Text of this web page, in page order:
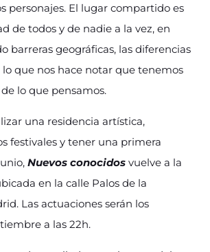
personajes. El lugar compartido es
de todos y de nadie a la vez, en
barreras geográficas, las diferencias
que nos hace notar que tenemos
lo que pensamos.
una residencia artística,
festivales y tener una primera
Nuevos conocidos vuelve a la
en la calle Palos de la
Las actuaciones serán los
a las 22h.